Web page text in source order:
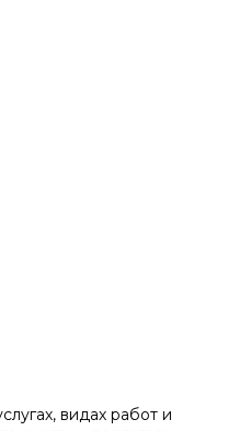
видах работ и